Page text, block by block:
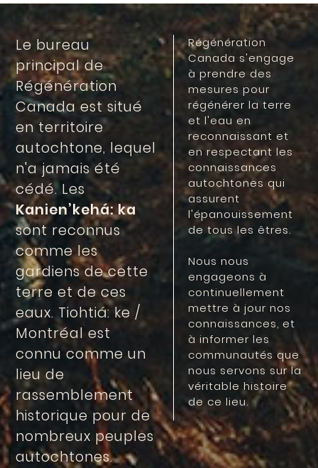
Le bureau
principal de
Régénération
Canada est situé
en territoire
autochtone, lequel
n'a jamais été
cédé. Les
Kanien’kehá: ka
sont reconnus
comme les
gardiens de cette
terre et de ces
eaux. Tiohtiá: ke /
Montréal est
connu comme un
lieu de
rassemblement
historique pour de
nombreux peuples
autochtones.
Régénération
Canada s'engage
à prendre des
mesures pour
régénérer la terre
et l'eau en
reconnaissant et
en respectant les
connaissances
autochtones qui
assurent
l'épanouissement
de tous les êtres.
Nous nous
engageons à
continuellement
mettre à jour nos
connaissances, et
à informer les
communautés que
nous servons sur la
véritable histoire
de ce lieu.